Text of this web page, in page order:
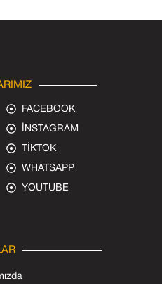
FACEBOOK
İNSTAGRAM
TİKTOK
WHATSAPP
YOUTUBE